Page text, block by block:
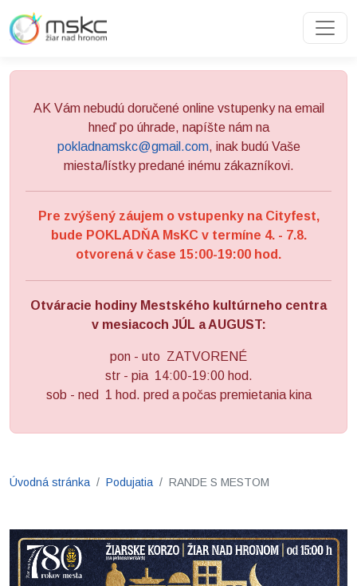
AK Vám nebudú doručené online vstupenky na email
hneď po úhrade, napíšte nám na
pokladnamskc@gmail.com, inak budú Vaše
miesta/lístky predané inému zákazníkovi.
Pre zvýšený záujem o vstupenky na Cityfest,
bude POKLADŇA MsKC v termíne 4. - 7.8.
otvorená v čase 15:00-19:00 hod.
Otváracie hodiny Mestského kultúrneho centra
v mesiacoch JÚL a AUGUST:
pon - uto ZATVORENÉ
str - pia 14:00-19:00 hod.
sob - ned 1 hod. pred a počas premietania kina
Úvodná stránka Podujatia RANDE S MESTOM